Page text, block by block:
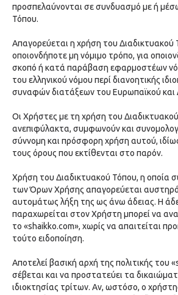
προσπελαύνονται σε συνδυασμό με ή
Τόπου.
Απαγορεύεται η χρήση του Διαδικτυακού
οποιονδήποτε μη νόμιμο τρόπο, για
σκοπό ή κατά παράβαση εφαρμοστέων
του ελληνικού νόμου περί διανοητικής
συναφών διατάξεων του Ευρωπαϊκού και
Οι Χρήστες με τη χρήση του
ανεπιφύλακτα, συμφωνούν και
σύννομη και πρόσφορη χρήση αυτού,
τους όρους που εκτίθενται στο παρόν.
Χρήση του Διαδικτυακού Τόπου, η οποία
των Όρων Χρήσης απαγορεύεται αυστηρά
αυτομάτως λήξη της ως άνω άδειας. Η
παραχωρείται στον Χρήστη μπορεί να
το «shaikko.com», χωρίς να απαιτείται
τούτο ειδοποίηση.
Αποτελεί βασική αρχή της πολιτικής του
σέβεται και να προστατεύει τα
ιδιοκτησίας τρίτων. Αν, ωστόσο, ο